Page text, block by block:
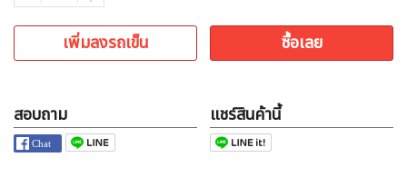
เพิ่มลงรถเข็น ซื้อเลย
สอบถาม แชร์สินค้านี้